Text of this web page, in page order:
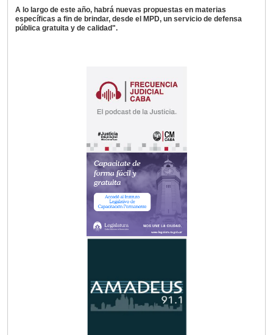
A lo largo de este año, habrá nuevas propuestas en materias
específicas a fin de brindar, desde el MPD, un servicio de defensa
pública gratuita y de calidad".